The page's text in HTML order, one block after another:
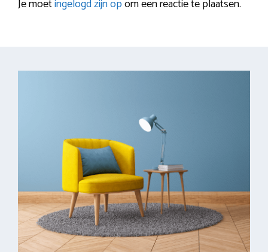
Je moetingelogd zijn opom een reactie te plaatsen.